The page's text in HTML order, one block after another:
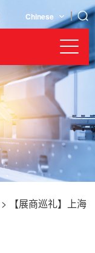
Chinese
> 【展商巡礼】上海